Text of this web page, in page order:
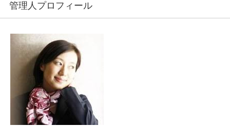
管理人プロフィール